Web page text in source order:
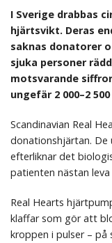
I Sverige drabbas
hjärtsvikt. Deras
saknas donatorer
sjuka personer
motsvarande siffror
ungefär 2 000–2
Scandinavian Real
donationshjärtan.
efterliknar det
patienten nästan
Real Hearts
klaffar som gör att
kroppen i pulser –